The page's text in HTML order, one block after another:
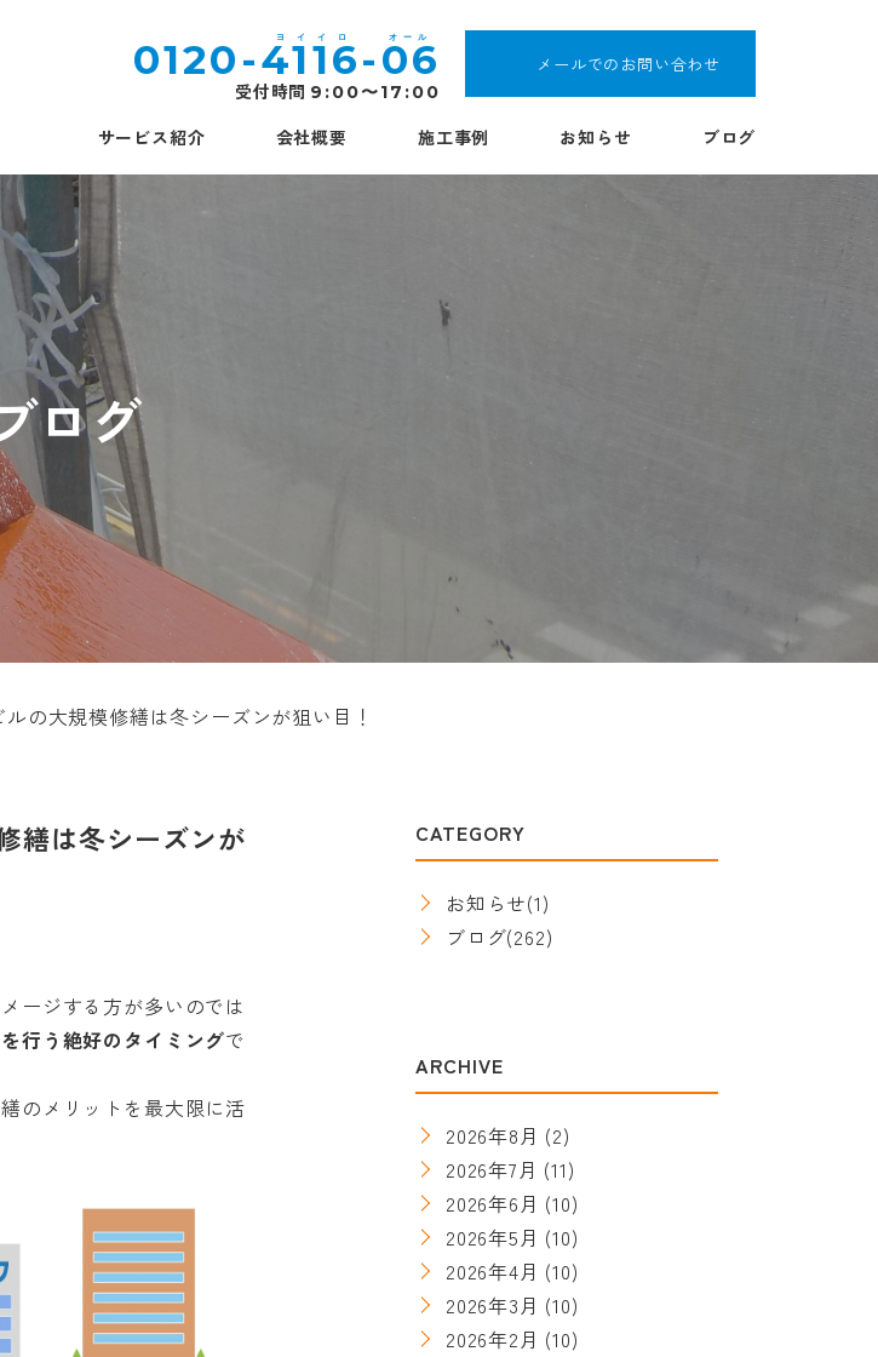
0120-4116-06
受付時間 9:00〜17:00
メールでのお問い合わせ
サービス紹介 会社概要 施工事例 お知らせ ブログ
ログ
の大規模修繕は冬シーズンが狙い目！
繕は冬シーズンが
ージする方が多いのでは
行う絶好のタイミングで
のメリットを最大限に活
CATEGORY
お知らせ(1)
ブログ(262)
ARCHIVE
2026年8月 (2)
2026年7月 (11)
2026年6月 (10)
2026年5月 (10)
2026年4月 (10)
2026年3月 (10)
2026年2月 (10)